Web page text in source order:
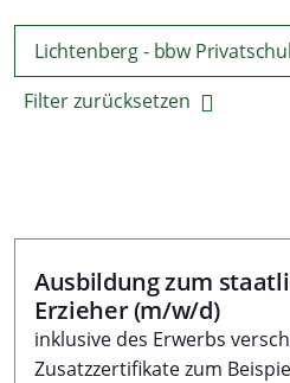
Lichtenberg - bbw
Filter zurücksetzen
Ausbildung zum
Erzieher (m/w/d)
inklusive des Erwerbs
Zusatzzertifikate zum